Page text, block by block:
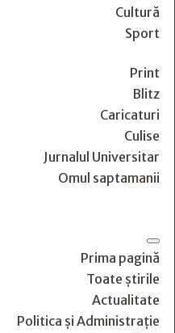
Cultură
Sport
Print
Blitz
Caricaturi
Culise
Jurnalul Universitar
Omul saptamanii
Prima pagină
Toate știrile
Actualitate
Politica și Administrație